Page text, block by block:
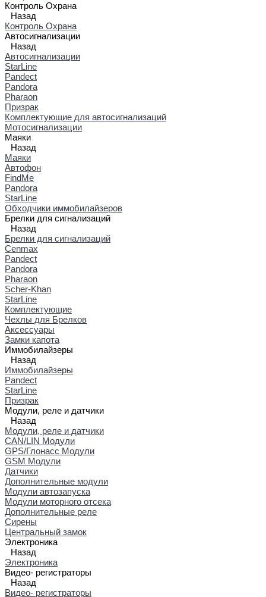
Контроль Охрана
Назад
Контроль Охрана
Автосигнализации
Назад
Автосигнализации
StarLine
Pandect
Pandora
Pharaon
Призрак
Комплектующие для автосигнализаций
Мотосигнализации
Маяки
Назад
Маяки
Автофон
FindMe
Pandora
StarLine
Обходчики иммобилайзеров
Брелки для сигнализаций
Назад
Брелки для сигнализаций
Cenmax
Pandect
Pandora
Pharaon
Scher-Khan
StarLine
Комплектующие
Чехлы для Брелков
Аксессуары
Замки капота
Иммобилайзеры
Назад
Иммобилайзеры
Pandect
StarLine
Призрак
Модули, реле и датчики
Назад
Модули, реле и датчики
CAN/LIN Модули
GPS/Глонасс Модули
GSM Модули
Датчики
Дополнительные модули
Модули автозапуска
Модули моторного отсека
Дополнительные реле
Сирены
Центральный замок
Электроника
Назад
Электроника
Видео- регистраторы
Назад
Видео- регистраторы